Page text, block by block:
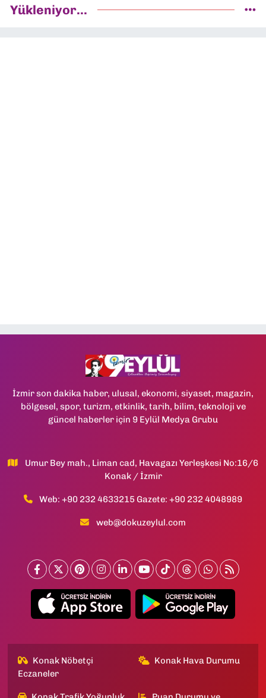
Yükleniyor...
İzmir son dakika haber, ulusal, ekonomi, siyaset, magazin,
bölgesel, spor, turizm, etkinlik, tarih, bilim, teknoloji ve
güncel haberler için 9 Eylül Medya Grubu
Umur Bey mah., Liman cad, Havagazı Yerleşkesi No:16/6
Konak / İzmir
Web: +90 232 4633215 Gazete: +90 232 4048989
web@dokuzeylul.com
Konak Nöbetçi
Eczaneler
Konak Hava Durumu